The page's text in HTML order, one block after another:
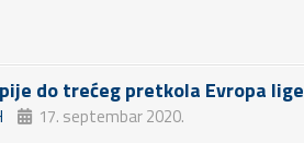
do trećeg pretkola Evropa lige
17. septembar 2020.